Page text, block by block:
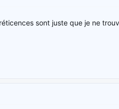
sont juste que je ne